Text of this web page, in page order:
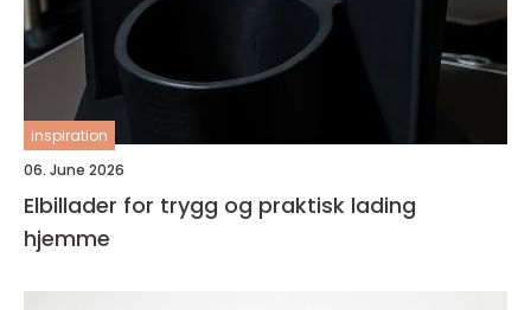
inspiration
06. June 2026
Elbillader for trygg og praktisk lading
hjemme